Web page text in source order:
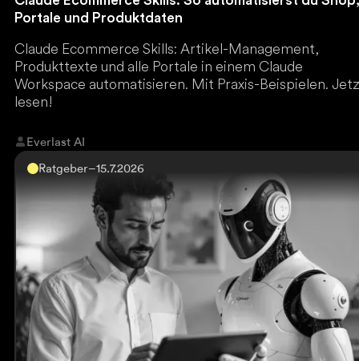
Portale und Produktdaten
Claude Ecommerce Skills: Artikel-Management,
Produkttexte und alle Portale in einem Claude
Workspace automatisieren. Mit Praxis-Beispielen.
lesen!
Everlast AI
Ratgeber–15.7.2026